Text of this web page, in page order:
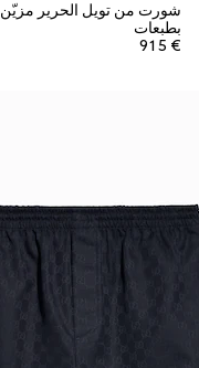
شورت من تويل الحرير مزيّن
بطبعات
€ 915